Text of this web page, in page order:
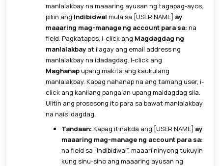
manlalakbay na maaaring ayusan ng tagapag-ayos,
piliin ang Indibidwal mula sa [USER NAME] ay
maaaring mag-manage ng account para sa: na
field. Pagkatapos, i-click ang Magdagdag ng
manlalakbay at ilagay ang email address ng
manlalakbay na idadagdag. I-click ang
Maghanapupang makita ang kaukulang
manlalakbay. Kapag nahanap na ang tamang user, i-
click ang kanilang pangalan upang maidagdag sila.
Ulitin ang prosesong ito para sa bawat manlalakbay
na nais idagdag.
Tandaan: Kapag itinakda ang [USER NAME] ay
maaaring mag-manage ng account para sa:
na field sa “Indibidwal”, maaari ninyong tukuyin
kung sinu-sino ang maaaring ayusan ng